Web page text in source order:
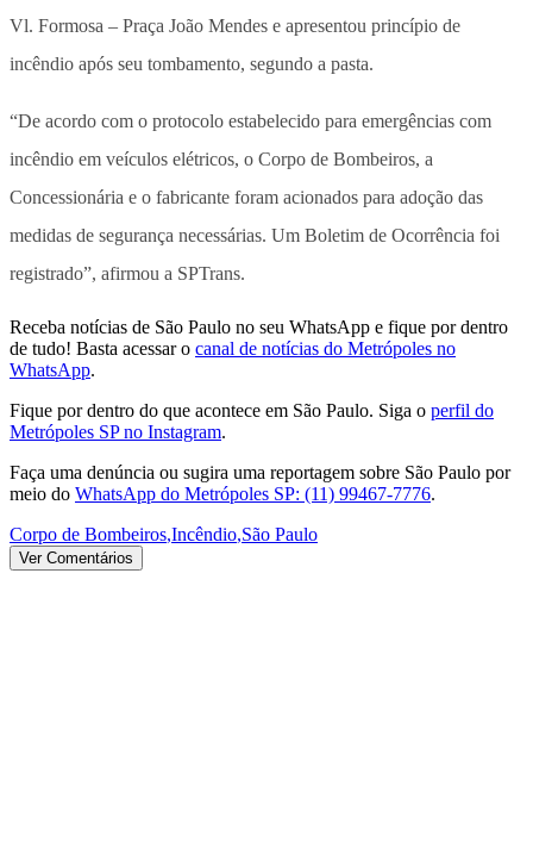
Vl. Formosa – Praça João Mendes e apresentou princípio de
incêndio após seu tombamento, segundo a pasta.
“De acordo com o protocolo estabelecido para emergências com
incêndio em veículos elétricos, o Corpo de Bombeiros, a
Concessionária e o fabricante foram acionados para adoção das
medidas de segurança necessárias. Um Boletim de Ocorrência foi
registrado”, afirmou a SPTrans.
Receba notícias de São Paulo no seu WhatsApp e fique por dentro
de tudo! Basta acessar o canal de notícias do Metrópoles no
WhatsApp.
Fique por dentro do que acontece em São Paulo. Siga o perfil do
Metrópoles SP no Instagram.
Faça uma denúncia ou sugira uma reportagem sobre São Paulo por
meio do WhatsApp do Metrópoles SP: (11) 99467-7776.
Corpo de Bombeiros,Incêndio,São Paulo
Ver Comentários